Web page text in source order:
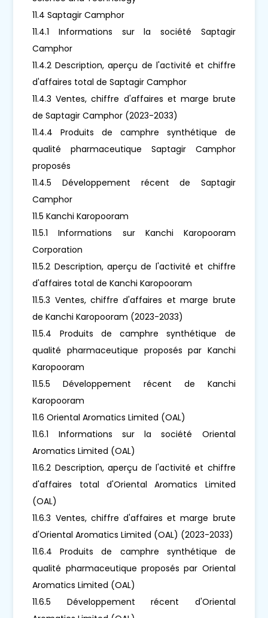
11.4 Saptagir Camphor
11.4.1 Informations sur la société Saptagir
Camphor
11.4.2 Description, aperçu de l'activité et chiffre
d'affaires total de Saptagir Camphor
11.4.3 Ventes, chiffre d'affaires et marge brute
de Saptagir Camphor (2023-2033)
11.4.4 Produits de camphre synthétique de
qualité pharmaceutique Saptagir Camphor
proposés
11.4.5 Développement récent de Saptagir
Camphor
11.5 Kanchi Karopooram
11.5.1 Informations sur Kanchi Karopooram
Corporation
11.5.2 Description, aperçu de l'activité et chiffre
d'affaires total de Kanchi Karopooram
11.5.3 Ventes, chiffre d'affaires et marge brute
de Kanchi Karopooram (2023-2033)
11.5.4 Produits de camphre synthétique de
qualité pharmaceutique proposés par Kanchi
Karopooram
11.5.5 Développement récent de Kanchi
Karopooram
11.6 Oriental Aromatics Limited (OAL)
11.6.1 Informations sur la société Oriental
Aromatics Limited (OAL)
11.6.2 Description, aperçu de l'activité et chiffre
d'affaires total d'Oriental Aromatics Limited
(OAL)
11.6.3 Ventes, chiffre d'affaires et marge brute
d'Oriental Aromatics Limited (OAL) (2023-2033)
11.6.4 Produits de camphre synthétique de
qualité pharmaceutique proposés par Oriental
Aromatics Limited (OAL)
11.6.5 Développement récent d'Oriental